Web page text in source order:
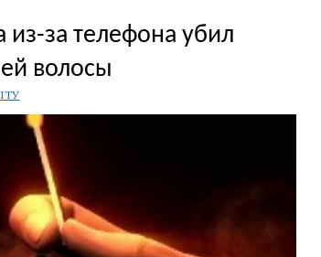
за телефона убил
волосы